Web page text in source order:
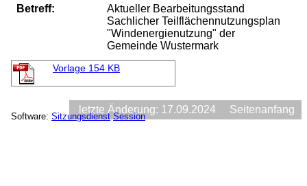
Betreff:
Aktueller Bearbeitungsstand
Sachlicher Teilflächennutzungsplan
"Windenergienutzung" der
Gemeinde Wustermark
Vorlage 154 KB
letzte Änderung: 17.09.2024 Seitenanfang
Software: Sitzungsdienst Session